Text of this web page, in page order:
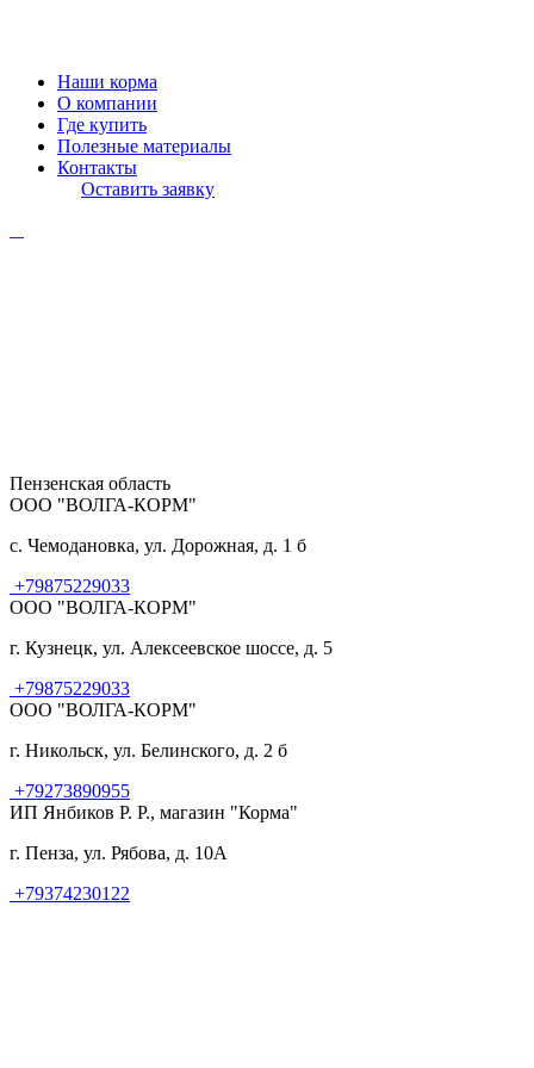
Наши корма
О компании
Где купить
Полезные материалы
Контакты
Оставить заявку
Пензенская область
ООО "ВОЛГА-КОРМ"
с. Чемодановка, ул. Дорожная, д. 1 б
+79875229033
ООО "ВОЛГА-КОРМ"
г. Кузнецк, ул. Алексеевское шоссе, д. 5
+79875229033
ООО "ВОЛГА-КОРМ"
г. Никольск, ул. Белинского, д. 2 б
+79273890955
ИП Янбиков Р. Р., магазин "Корма"
г. Пенза, ул. Рябова, д. 10А
+79374230122